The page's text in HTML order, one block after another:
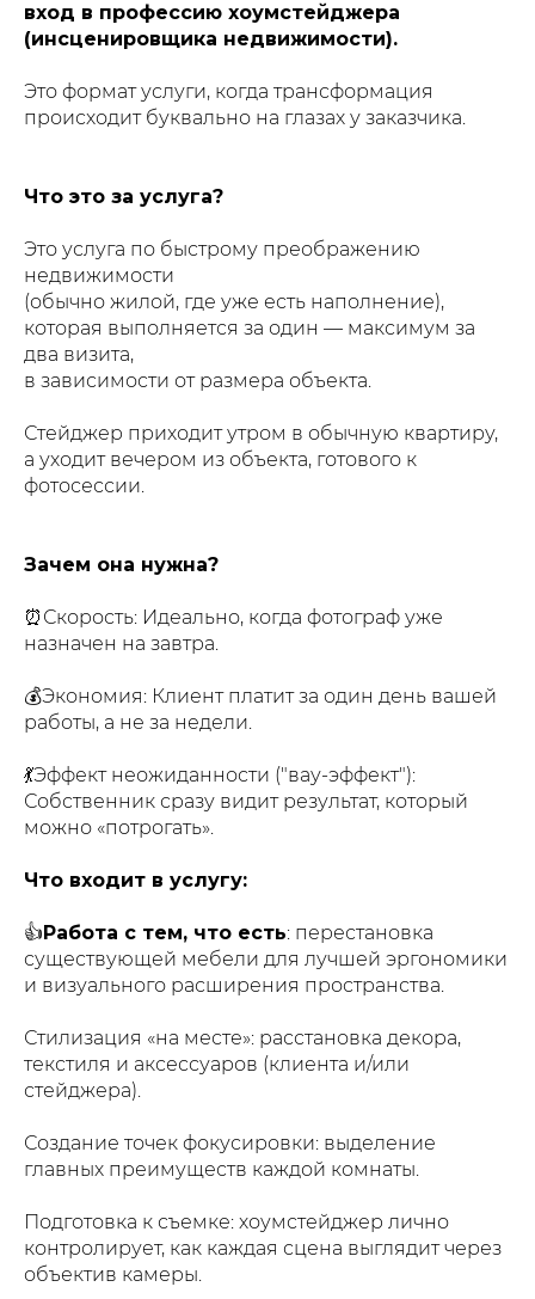
вход в профессию хоумстейджера
(инсценировщика недвижимости).
Это формат услуги, когда трансформация
происходит буквально на глазах у заказчика.
Что это за услуга?
Это услуга по быстрому преображению
недвижимости
(обычно жилой, где уже есть наполнение),
которая выполняется за один — максимум за
два визита,
в зависимости от размера объекта.
Стейджер приходит утром в обычную квартиру,
а уходит вечером из объекта, готового к
фотосессии.
Зачем она нужна?
⏰Скорость: Идеально, когда фотограф уже
назначен на завтра.
💰Экономия: Клиент платит за один день вашей
работы, а не за недели.
💃Эффект неожиданности ("вау-эффект"):
Собственник сразу видит результат, который
можно «потрогать».
Что входит в услугу:
👍Работа с тем, что есть: перестановка
существующей мебели для лучшей эргономики
и визуального расширения пространства.
Стилизация «на месте»: расстановка декора,
текстиля и аксессуаров (клиента и/или
стейджера).
Создание точек фокусировки: выделение
главных преимуществ каждой комнаты.
Подготовка к съемке: хоумстейджер лично
контролирует, как каждая сцена выглядит через
объектив камеры.